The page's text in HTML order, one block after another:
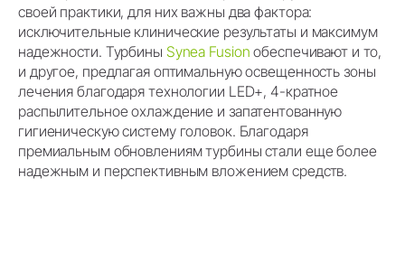
своей практики, для них важны два фактора:
исключительные клинические результаты и максимум
надежности. Турбины Synea Fusion обеспечивают и то,
и другое, предлагая оптимальную освещенность зоны
лечения благодаря технологии LED+, 4-кратное
распылительное охлаждение и запатентованную
гигиеническую систему головок. Благодаря
премиальным обновлениям турбины стали еще более
надежным и перспективным вложением средств.